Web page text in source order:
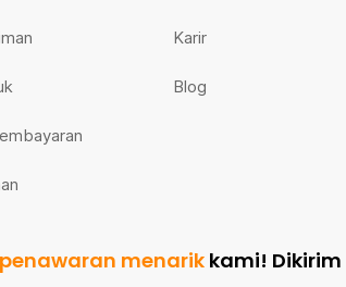
Karir
Blog
penawaran menarik kami!